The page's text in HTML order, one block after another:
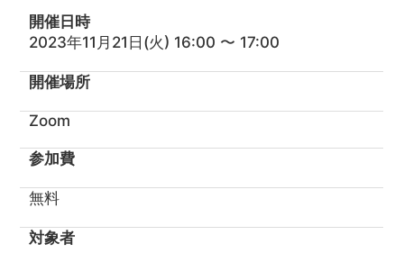
開催日時
2023年11月21日(火) 16:00 〜 17:00
開催場所
Zoom
参加費
無料
対象者